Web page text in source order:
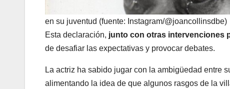
en su juventud (fuente: Instagram/@joancollinsdbe)
Esta declaración, junto con otras intervenciones
de desafiar las expectativas y provocar debates.
La actriz ha sabido jugar con la ambigüedad entre
alimentando la idea de que algunos rasgos de la